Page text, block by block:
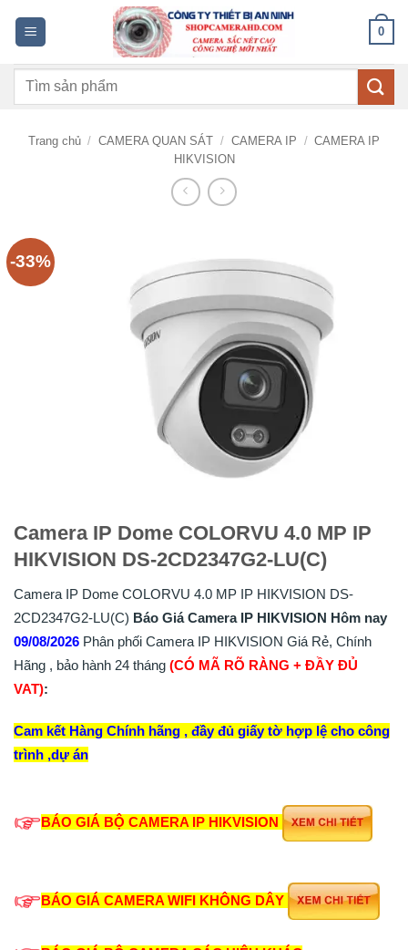
dung
0
Tìm
Trang chủ / CAMERA QUAN SÁT / CAMERA IP / CAMERA IP
HIKVISION
-33%
Camera IP Dome COLORVU 4.0 MP IP
HIKVISION DS-2CD2347G2-LU(C)
Camera IP Dome COLORVU 4.0 MP IP HIKVISION DS-
2CD2347G2-LU(C) Báo Giá Camera IP HIKVISION Hôm nay
09/08/2026 Phân phối Camera IP HIKVISION Giá Rẻ, Chính
Hãng , bảo hành 24 tháng (CÓ MÃ RÕ RÀNG + ĐẦY ĐỦ
VAT):
Cam kết Hàng Chính hãng , đầy đủ giấy tờ hợp lệ cho công
trình ,dự án
BÁO GIÁ BỘ CAMERA IP HIKVISION
BÁO GIÁ CAMERA WIFI KHÔNG DÂY